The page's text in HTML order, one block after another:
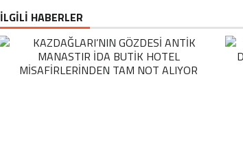
İLGİLİ HABERLER